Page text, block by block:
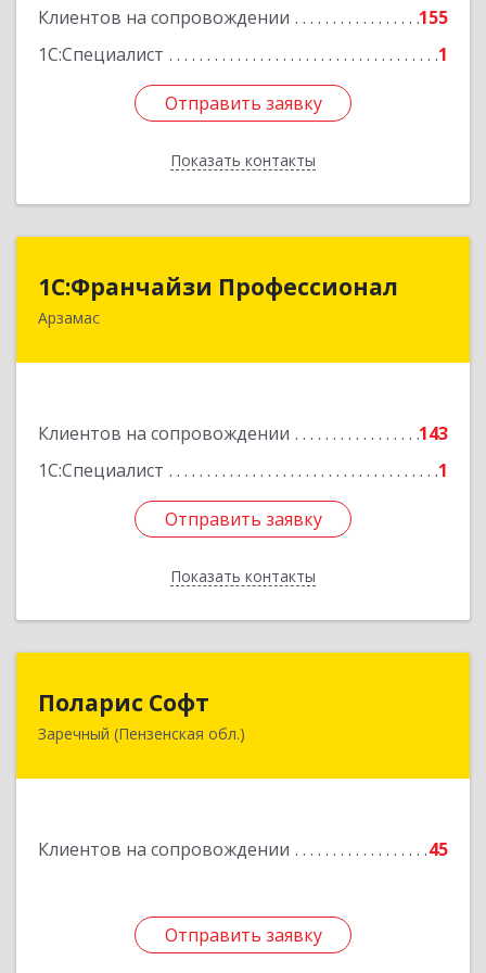
Клиентов на сопровождении
155
1С:Специалист
1
Отправить заявку
Показать контакты
Отправить заявку
Назад
1С:Франчайзи Профессионал
Арзамас
Клиентов на сопровождении
143
1С:Специалист
1
Отправить заявку
Показать контакты
1С:Франчайзи Профессионал
607227, Нижегородская обл, Арзамас г, Кирова
Отправить заявку
Назад
Поларис Софт
Заречный (Пензенская обл.)
Клиентов на сопровождении 45
Отправить заявку
442960, Пензенская обл, Заречный г,
Отправить заявку